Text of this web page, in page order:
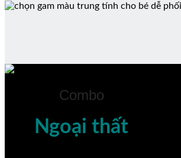
Combo
Ngoại thất